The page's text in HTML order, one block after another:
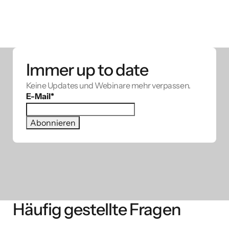
Immer up to date
Keine Updates und Webinare mehr verpassen.
E-Mail*
Häufig gestellte Fragen